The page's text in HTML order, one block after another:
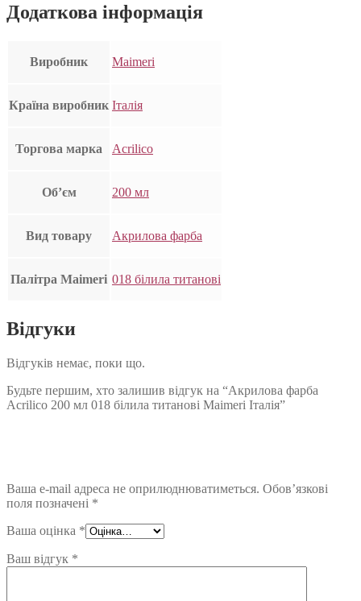
Додаткова інформація
Виробник Maimeri
Країна виробник Італія
Торгова марка Acrilico
Об’єм 200 мл
Вид товару Акрилова фарба
Палітра Maimeri 018 білила титанові
Відгуки
Відгуків немає, поки що.
Будьте першим, хто залишив відгук на “Акрилова фарба
Acrilico 200 мл 018 білила титанові Maimeri Італія”
Ваша e-mail адреса не оприлюднюватиметься. Обов’язкові
поля позначені *
Ваша оцінка *
Ваш відгук *